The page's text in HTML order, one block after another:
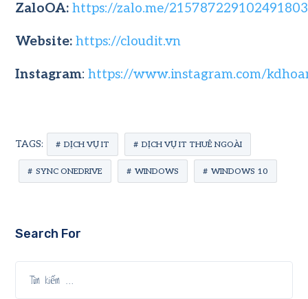
ZaloOA: https://zalo.me/
Website: https://cloudit.vn
Instagram:https://www.instagram.com/
TAGS: DỊCH VỤ IT DỊCH VỤ IT THUÊ NGOÀI
SYNC ONEDRIVE WINDOWS WINDOWS 10
Search For